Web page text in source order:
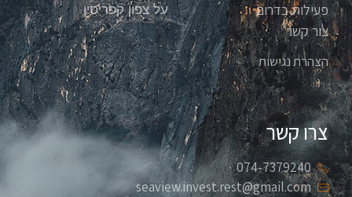
פעילות בדרום
צור קשר
הצהרת נגישות
על צפון קפריסין
צרו קשר
074-7379240
seaview.invest.rest@gmail.com